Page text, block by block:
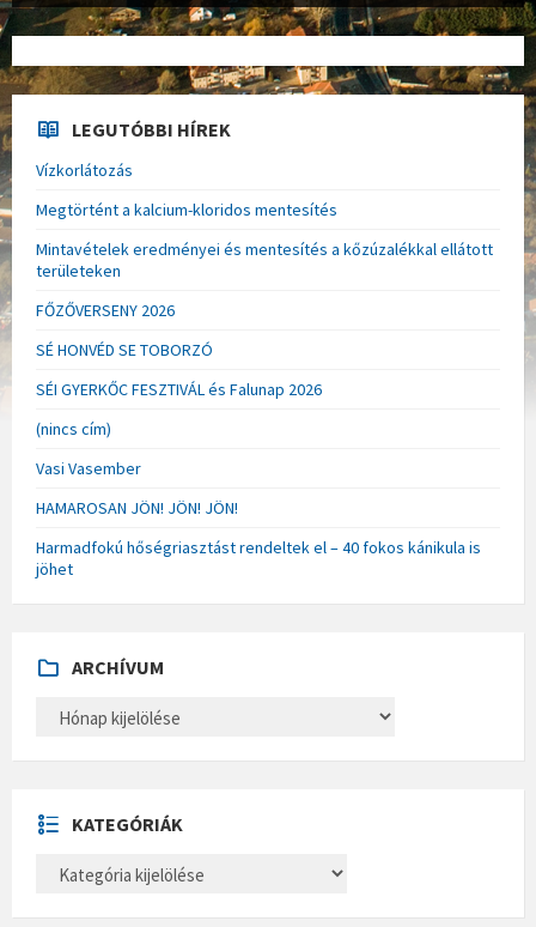
LEGUTÓBBI HÍREK
Vízkorlátozás
Megtörtént a kalcium-kloridos mentesítés
Mintavételek eredményei és mentesítés a kőzúzalékkal ellátott
területeken
FŐZŐVERSENY 2026
SÉ HONVÉD SE TOBORZÓ
SÉI GYERKŐC FESZTIVÁL és Falunap 2026
(nincs cím)
Vasi Vasember
HAMAROSAN JÖN! JÖN! JÖN!
Harmadfokú hőségriasztást rendeltek el – 40 fokos kánikula is
jöhet
ARCHÍVUM
H
U
M
KATEGÓRIÁK
E